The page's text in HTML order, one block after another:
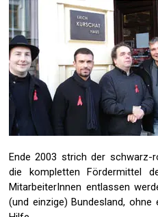
Ende 2003 strich der schwarz-
die kompletten Fördermittel
MitarbeiterInnen entlassen
(und einzige) Bundesland,